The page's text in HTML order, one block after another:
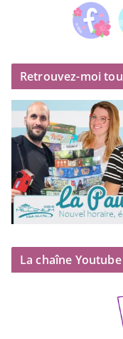
Retrouvez-moi
La chaîne